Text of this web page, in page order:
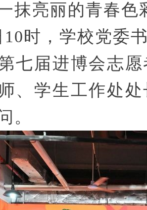
抹亮丽的青春色
10时，学校党委
七届进博会志
、学生工作处
。